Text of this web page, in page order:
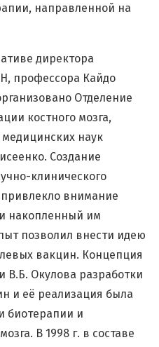
направленной на
директора
профессора Кайдо
Отделение
костного мозга,
медицинских наук
Создание
клинического
привлекло внимание
накопленный им
позволил внести идею
вакцин. Концепция
В.Б. Окулова разработки
и её реализация была
биотерапии и
В 1998 г. в составе